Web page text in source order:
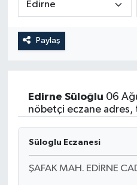
Paylaş
Edirne Süloğlu 06
nöbetçi eczane adres,
Süloglu Eczanesi
ŞAFAK MAH. EDİRNE
Duyurular
Teknoloji
Akhisar Emlak
Ülke
Etiketler
Tarım-Gıda
Röportaj
Dünya
Yaşam